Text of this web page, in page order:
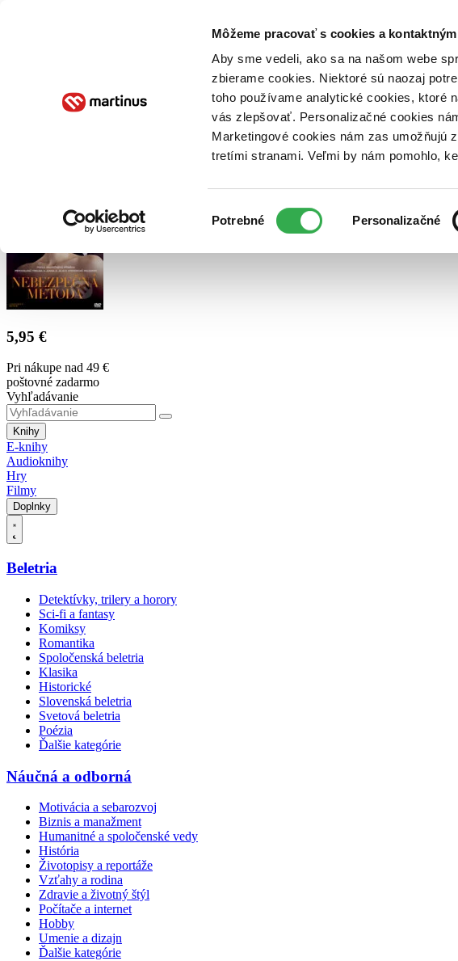
Môžeme pracovať s cookies a
Aby sme vedeli, ako sa na našom webe
zbierame cookies. Niektoré sú naozaj
toho používame analytické cookies, ktoré
vás zlepšovať. Personalizačné cookies
Marketingové cookies nám zas umožňujú
tretími stranami. Veľmi by nám pomohlo,
súhlasu
Potrebné Personalizačné
Poukážky Kontakt
5,95 €
Pri nákupe nad 49 €
poštovné zadarmo
Vyhľadávanie
Knihy
E-knihy
Audioknihy
Hry
Filmy
Doplnky
Beletria
Detektívky, trilery a horory
Sci-fi a fantasy
Komiksy
Romantika
Spoločenská beletria
Klasika
Historické
Slovenská beletria
Svetová beletria
Poézia
Ďalšie kategórie
Náučná a odborná
Motivácia a sebarozvoj
Biznis a manažment
Humanitné a spoločenské vedy
História
Životopisy a reportáže
Vzťahy a rodina
Zdravie a životný štýl
Počítače a internet
Hobby
Umenie a dizajn
Ďalšie kategórie